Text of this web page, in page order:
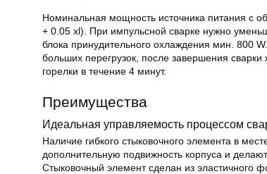
Номинальная мощность источника питания с
+ 0.05 xl). При импульсной сварке нужно
блока принудительного охлаждения мин. 800
больших перегрузок, после завершения
горелки в течение 4 минут.
Преимущества
Идеальная управляемость процессом
Наличие гибкого стыковочного элемента в
дополнительную подвижность корпуса и
Стыковочный элемент сделан из эластичного